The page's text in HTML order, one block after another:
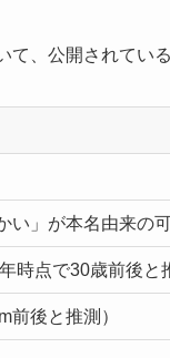
、公開されてい
い」が本名由来の可
時点で30歳前後と
前後と推測）